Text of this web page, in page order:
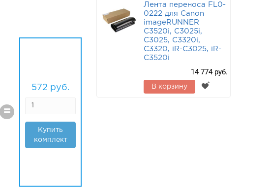
=
572 руб.
Купить
комплект
Лента переноса FL0-
0222 для Canon
imageRUNNER
C3520i, C3025i,
C3025, C3320i,
C3320, iR-C3025, iR-
C3520i
14 774 руб.
В корзину